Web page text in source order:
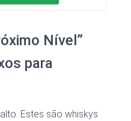
Nível”
para
Estes são whiskys